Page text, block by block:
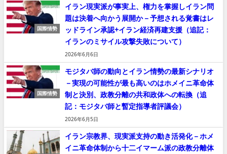
国際情勢
イラン現実派が事実上、権力を掌握しイラン問
題は決着へ向かう展開か－予想される覚書はレ
ッドライン承認+イラン経済再建支援（追記：
イランのミサイル攻撃失敗について）
2026年6月6日
国際情勢
モジタバ師の動向とイラン情勢の最新シナリオ
－実現の可能性が最も高いのはホメイニ革命体
制と決別、政教分離の共和政体への転換（追
記：モジタバ師と暫定指導者評議会）
2026年6月5日
イラン宗教界、現実派支持の動き活発化－ホメ
イニ革命体制から十二イマーム派の政教分離体